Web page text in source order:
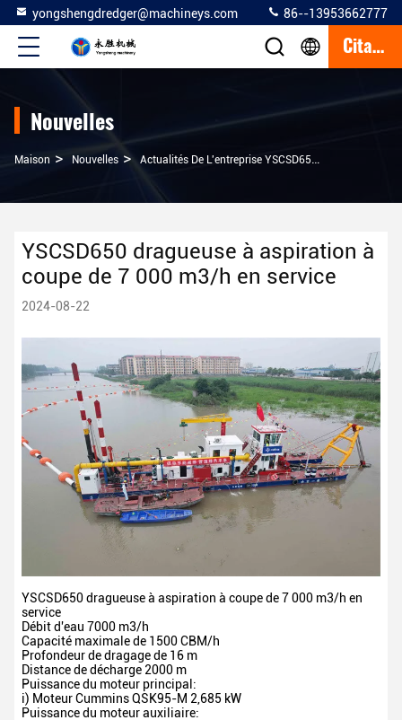
yongshengdredger@machineys.com 86--13953662777
Citation
Nouvelles
Maison > Nouvelles > Actualités De L'entreprise YSCSD650 Dragueuse À Aspiration À Coupe De 7 000 M3/h En Service
YSCSD650 dragueuse à aspiration à
coupe de 7 000 m3/h en service
2024-08-22
YSCSD650 dragueuse à aspiration à coupe de 7 000 m3/h en
service
Débit d'eau 7000 m3/h
Capacité maximale de 1500 CBM/h
Profondeur de dragage de 16 m
Distance de décharge 2000 m
Puissance du moteur principal:
i) Moteur Cummins QSK95-M 2,685 kW
Puissance du moteur auxiliaire: